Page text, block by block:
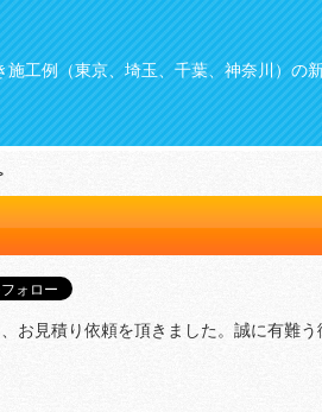
施工例（東京、埼玉、千葉、神奈川）の
お見積り依頼を頂きました。誠に有難う